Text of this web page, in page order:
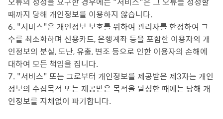
때까지 당해 개인정보를 이용하지 않습니다.
6. "서비스"은 개인정보 보호를 위하여 관리자를 한정하여 그
수를 최소화하며 신용카드, 은행계좌 등을 포함한 이용자의 개
인정보의 분실, 도난, 유출, 변조 등으로 인한 이용자의 손해에
대하여 모든 책임을 집니다.
7. "서비스" 또는 그로부터 개인정보를 제공받은 제3자는 개인
정보의 수집목적 또는 제공받은 목적을 달성한 때에는 당해 개
인정보를 지체없이 파기합니다.